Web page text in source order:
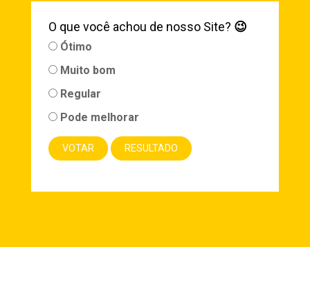
O que você achou de nosso Site? 😉
Ótimo
Muito bom
Regular
Pode melhorar